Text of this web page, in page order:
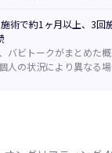
術で約1ヶ月以上、3回
バビトークがまとめた概
人の状況により異なる場